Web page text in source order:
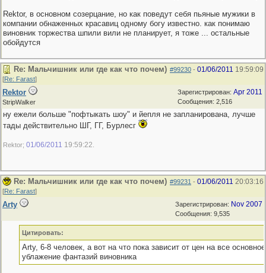
Rektor, в основном созерцание, но как поведут себя пьяные мужики в
компании обнаженных красавиц одному богу известно. как понимаю
виновник торжества шпили вили не планирует, я тоже ... остальные
обойдутся
#99230 - 01/06/2011 19:59:09
Re: Мальчишник или где как что почем)
[Re: Farast]
Зарегистрирован: Apr 2011
Сообщения: 2,516
Rektor
StripWalker
ну ежели больше "пофтыкать шоу" и йепля не запланирована, лучше
тады действительно ШГ, ГГ, Бурлесг
Rektor; 01/06/2011 19:59:22
#99231 - 01/06/2011 20:03:16
Re: Мальчишник или где как что почем)
[Re: Farast]
Зарегистрирован: Nov 2007
Сообщения: 9,535
Arty
Цитировать:
Arty, 6-8 человек, а вот на что пока зависит от цен на все
ублажение фантазий виновника